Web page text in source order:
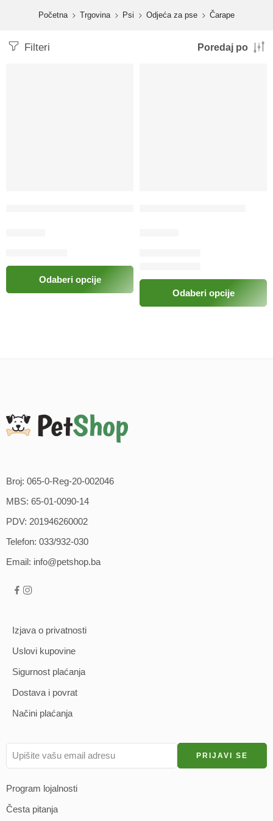
Početna Trgovina Psi Odjeća za pse Čarape
Filteri Poredaj po
Odaberi opcije
Odaberi opcije
Broj: 065-0-Reg-20-002046
MBS: 65-01-0090-14
PDV: 201946260002
Telefon: 033/932-030
Email: info@petshop.ba
Izjava o privatnosti
Uslovi kupovine
Sigurnost plaćanja
Dostava i povrat
Načini plaćanja
Program lojalnosti
Česta pitanja